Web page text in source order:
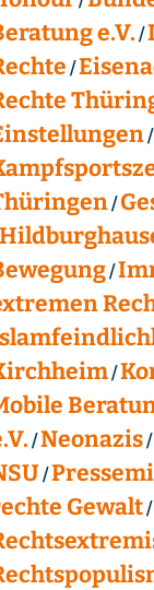
e.V.
Neonazis
Gewalt